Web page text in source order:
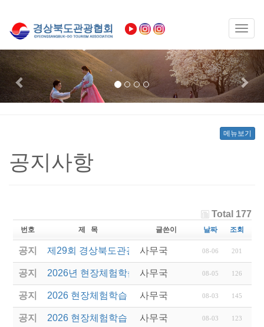
Previous
메뉴보기
공지사항
Total 177
번호 제 목 글쓴이 날짜 조회
공지 제29회 경상북도관광기념품공모전 결과발표
사무국 08-06 201
공지 2026년 현장체험학습 안전과정(신규.재강습) 교육
사무국 08-05 126
공지 2026 현장체험학습 안전과정 교육(신규. 재강습)
사무국 08-03 145
공지 2026 현장체험학습 안전과정(신규. 재강습) 교육 성
사무국 08-03 123